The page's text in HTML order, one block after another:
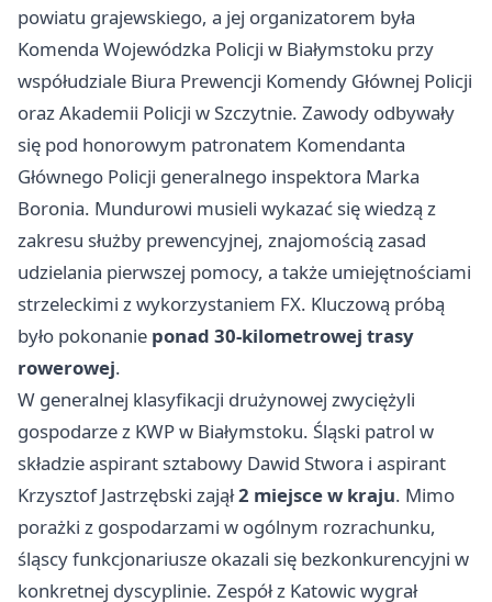
powiatu grajewskiego, a jej organizatorem była
Komenda Wojewódzka Policji w Białymstoku przy
współudziale Biura Prewencji Komendy Głównej Policji
oraz Akademii Policji w Szczytnie. Zawody odbywały
się pod honorowym patronatem Komendanta
Głównego Policji generalnego inspektora Marka
Boronia. Mundurowi musieli wykazać się wiedzą z
zakresu służby prewencyjnej, znajomością zasad
udzielania pierwszej pomocy, a także umiejętnościami
strzeleckimi z wykorzystaniem FX. Kluczową próbą
było pokonanie ponad 30-kilometrowej trasy
rowerowej.
W generalnej klasyfikacji drużynowej zwyciężyli
gospodarze z KWP w Białymstoku. Śląski patrol w
składzie aspirant sztabowy Dawid Stwora i aspirant
Krzysztof Jastrzębski zajął2 miejsce w kraju. Mimo
porażki z gospodarzami w ogólnym rozrachunku,
śląscy funkcjonariusze okazali się bezkonkurencyjni w
konkretnej dyscyplinie. Zespół z Katowicwygrał